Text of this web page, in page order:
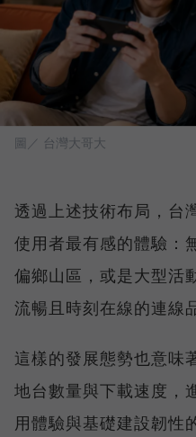
圖／ 台灣大哥大
透過上述技術布局，台
使用者最有感的體驗：
偏鄉山區，或是大型活
流暢且時刻在線的連線
這樣的發展態勢也意味
地台數量與下載速度，
用體驗與基礎建設韌性